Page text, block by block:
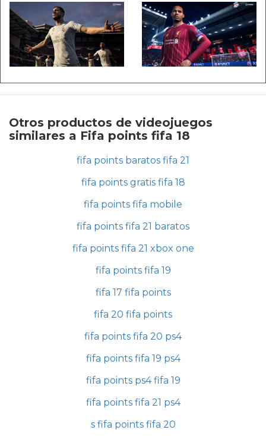
Otros productos de videojuegos
similares a Fifa points fifa 18
fifa points baratos fifa 21
fifa points gratis fifa 18
fifa points fifa mobile
fifa points fifa 21 baratos
fifa points fifa 21 xbox one
fifa points fifa 19
fifa 17 fifa points
fifa 20 fifa points
fifa points fifa 20 ps4
fifa points fifa 19 ps4
fifa points ps4 fifa 19
fifa points fifa 21 ps4
s fifa points fifa 20